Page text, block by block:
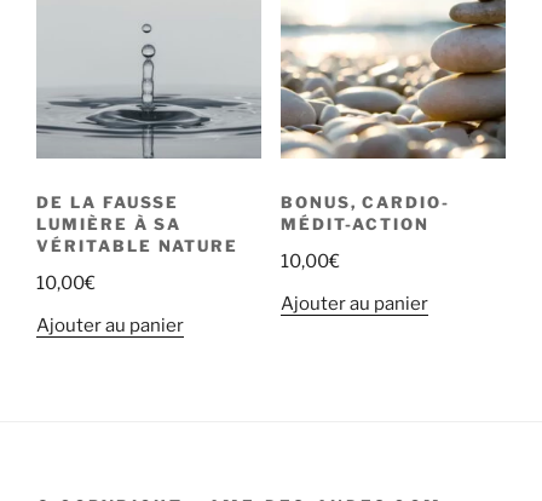
DE LA FAUSSE
LUMIÈRE À SA
VÉRITABLE NATURE
10,00€
Ajouter au panier
BONUS, CARDIO-
MÉDIT-ACTION
10,00€
Ajouter au panier